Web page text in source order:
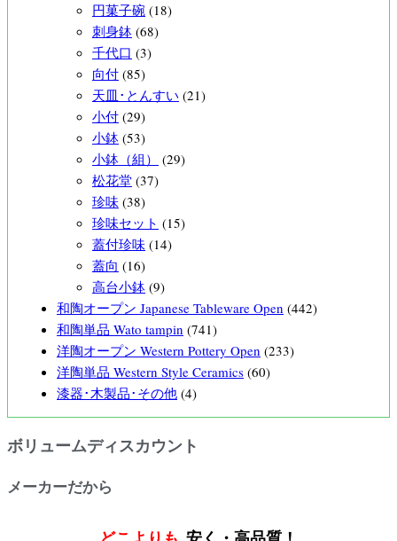
円菓子碗 (18)
刺身鉢 (68)
千代口 (3)
向付 (85)
天皿･とんすい (21)
小付 (29)
小鉢 (53)
小鉢（組）
(29)
松花堂 (37)
珍味 (38)
珍味セット (15)
蓋付珍味 (14)
蓋向 (16)
高台小鉢 (9)
和陶オープン Japanese Tableware Open (442)
和陶単品 Wato tampin (741)
洋陶オープン Western Pottery Open (233)
洋陶単品 Western Style Ceramics (60)
漆器･木製品･その他 (4)
ボリュームディスカウント
メーカーだから